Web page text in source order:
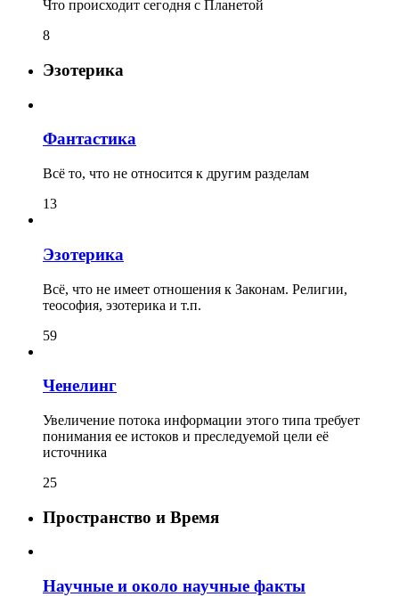
Что происходит сегодня с Планетой
8
Эзотерика
Фантастика
Всё то, что не относится к другим разделам
13
Эзотерика
Всё, что не имеет отношения к Законам. Религии,
теософия, эзотерика и т.п.
59
Ченелинг
Увеличение потока информации этого типа требует
понимания ее истоков и преследуемой цели её
источника
25
Пространство и Время
Научные и около научные факты